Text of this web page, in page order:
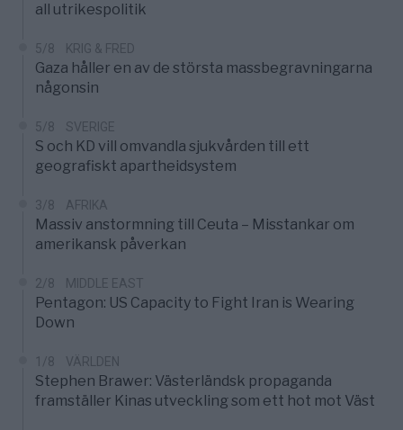
all utrikespolitik
5/8 KRIG & FRED
Gaza håller en av de största massbegravningarna
någonsin
5/8 SVERIGE
S och KD vill omvandla sjukvården till ett
geografiskt apartheidsystem
3/8 AFRIKA
Massiv anstormning till Ceuta – Misstankar om
amerikansk påverkan
2/8 MIDDLE EAST
Pentagon: US Capacity to Fight Iran is Wearing
Down
1/8 VÄRLDEN
Stephen Brawer: Västerländsk propaganda
framställer Kinas utveckling som ett hot mot Väst